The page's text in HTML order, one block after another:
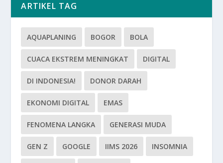
ARTIKEL TAG
AQUAPLANING BOGOR BOLA
CUACA EKSTREM MENINGKAT DIGITAL
DI INDONESIA! DONOR DARAH
EKONOMI DIGITAL EMAS
FENOMENA LANGKA GENERASI MUDA
GEN Z GOOGLE IIMS 2026 INSOMNIA